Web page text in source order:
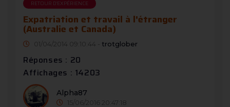
RETOUR D'EXPÉRIENCE
Expatriation et travail à l'étranger
(Australie et Canada)
01/04/2014 09:10:44 - trotglober
Réponses : 20
Affichages : 14203
Alpha87
15/06/2016 20:47:18